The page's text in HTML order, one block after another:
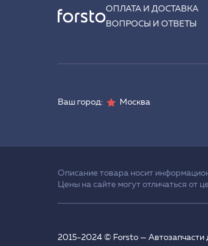
ОПЛАТА И ДОСТАВКА
ВОПРОСЫ И ОТВЕТЫ
Ваш город: Москва
Описание товара носит
Цены на сайте могут отличаться от
2015-2024 © Forsto — Автозапчасти